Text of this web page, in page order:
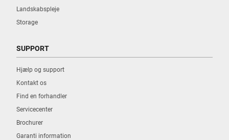
Landskabspleje
Storage
SUPPORT
Hjælp og support
Kontakt os
Find en forhandler
Servicecenter
Brochurer
Garanti information